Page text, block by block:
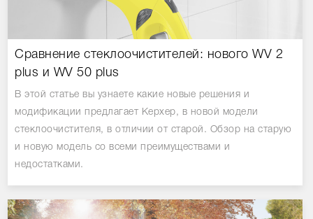
Сравнение стеклоочистителей: нового WV 2
plus и WV 50 plus
В этой статье вы узнаете какие новые решения и
модификации предлагает Керхер, в новой модели
стеклоочистителя, в отличии от старой. Обзор на старую
и новую модель со всеми преимуществами и
недостатками.